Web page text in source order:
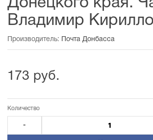
Донецкого края.
Владимир
Производитель: Почта Донбасса
173 руб.
Количество
-